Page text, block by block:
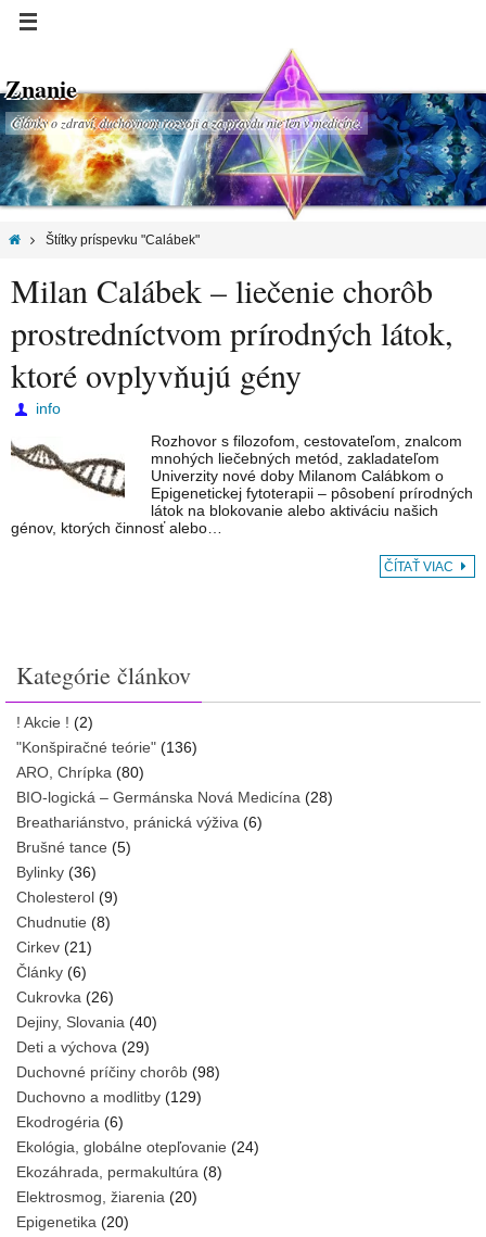
Znanie
Články o zdraví, duchovnom rozvoji a za pravdu nie len v medicíne.
Štítky príspevku "Calábek"
Milan Calábek – liečenie chorôb
prostredníctvom prírodných látok,
ktoré ovplyvňujú gény
info
Rozhovor s filozofom, cestovateľom, znalcom
mnohých liečebných metód, zakladateľom
Univerzity nové doby Milanom Calábkom o
Epigenetickej fytoterapii – pôsobení prírodných
látok na blokovanie alebo aktiváciu našich
génov, ktorých činnosť alebo…
ČÍTAŤ VIAC
Kategórie článkov
! Akcie ! (2)
"Konšpiračné teórie" (136)
ARO, Chrípka (80)
BIO-logická – Germánska Nová Medicína (28)
Breathariánstvo, pránická výživa (6)
Brušné tance (5)
Bylinky (36)
Cholesterol (9)
Chudnutie (8)
Cirkev (21)
Články (6)
Cukrovka (26)
Dejiny, Slovania (40)
Deti a výchova (29)
Duchovné príčiny chorôb (98)
Duchovno a modlitby (129)
Ekodrogéria (6)
Ekológia, globálne otepľovanie (24)
Ekozáhrada, permakultúra (8)
Elektrosmog, žiarenia (20)
Epigenetika (20)